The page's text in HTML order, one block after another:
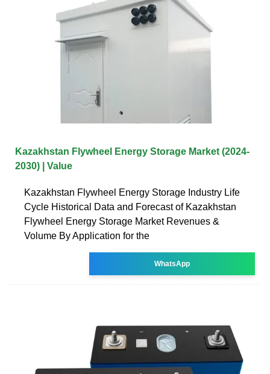
Kazakhstan Flywheel Energy Storage Market (2024-
2030) | Value
Kazakhstan Flywheel Energy Storage Industry Life
Cycle Historical Data and Forecast of Kazakhstan
Flywheel Energy Storage Market Revenues &
Volume By Application for the
WhatsApp